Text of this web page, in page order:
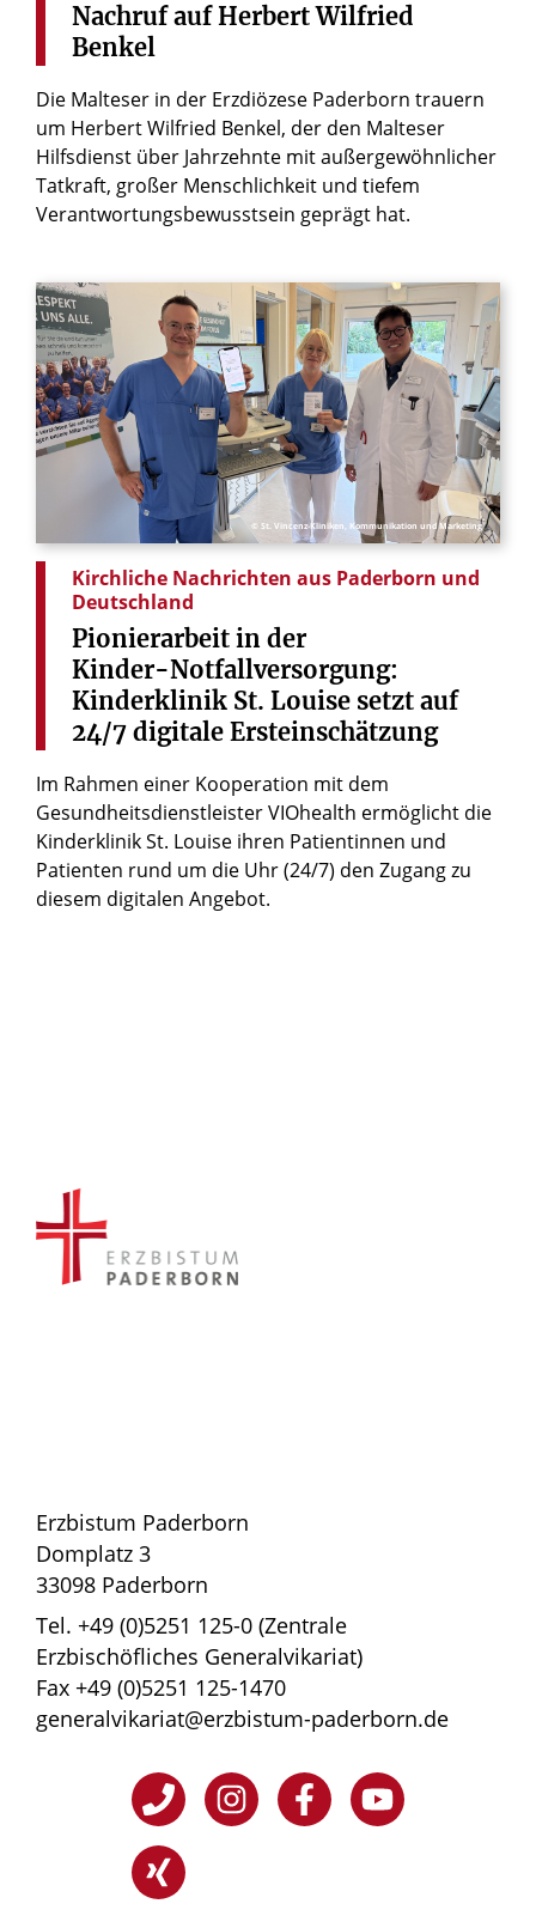
Nachruf auf Herbert Wilfried
Benkel
Die Malteser in der Erzdiözese Paderborn trauern
um Herbert Wilfried Benkel, der den Malteser
Hilfsdienst über Jahrzehnte mit außergewöhnlicher
Tatkraft, großer Menschlichkeit und tiefem
Verantwortungsbewusstsein geprägt hat.
© St. Vincenz-Kliniken, Kommunikation und Marketing
Kirchliche Nachrichten aus Paderborn und
Deutschland
Pionierarbeit in der
Kinder-Notfallversorgung:
Kinderklinik St. Louise setzt auf
24/7 digitale Ersteinschätzung
Im Rahmen einer Kooperation mit dem
Gesundheitsdienstleister VIOhealth ermöglicht die
Kinderklinik St. Louise ihren Patientinnen und
Patienten rund um die Uhr (24/7) den Zugang zu
diesem digitalen Angebot.
Erzbistum Paderborn
Domplatz 3
33098 Paderborn
Tel. +49 (0)5251 125-0 (Zentrale
Erzbischöfliches Generalvikariat)
Fax +49 (0)5251 125-1470
generalvikariat@erzbistum-paderborn.de